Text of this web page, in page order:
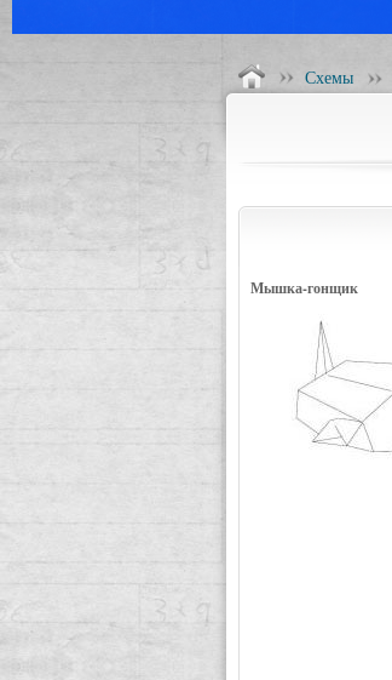
Схемы
Мышка-гонщик